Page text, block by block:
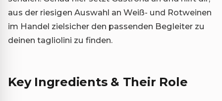
aus der riesigen Auswahl an Weiß- und Rotweinen
im Handel zielsicher den passenden Begleiter zu
deinen tagliolini zu finden.
Key Ingredients & Their Role